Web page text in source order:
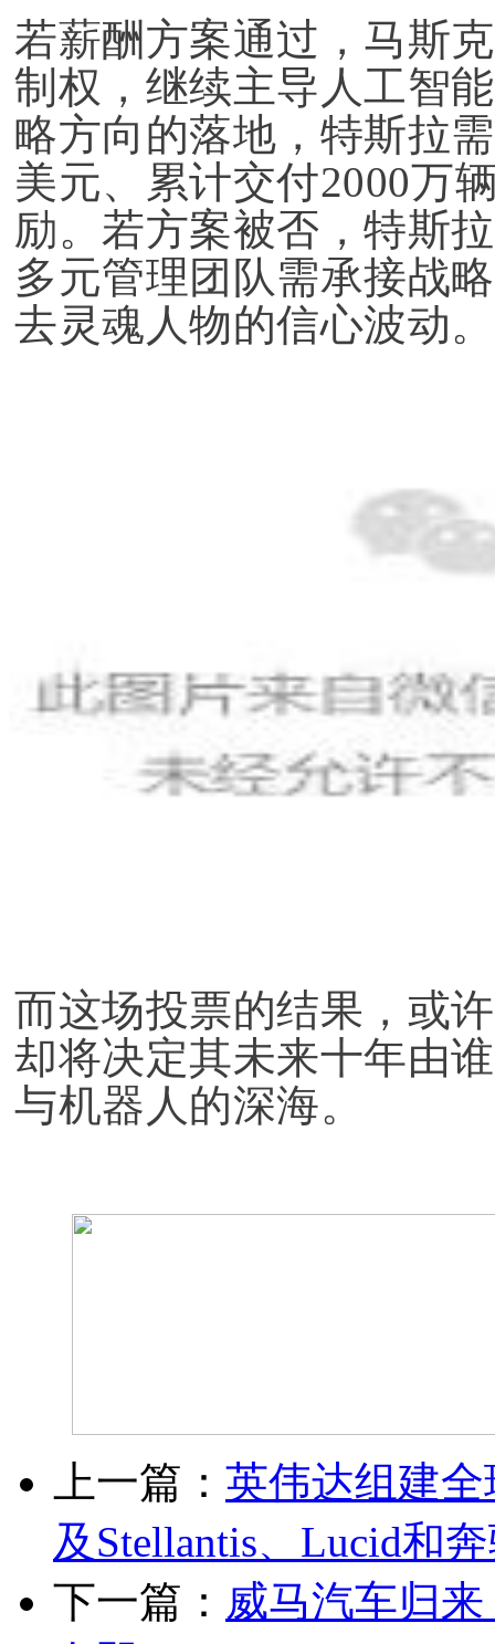
若薪酬方案通过，马斯
制权，继续主导人工智
略方向的落地，特斯拉
美元、累计交付2000万
励。若方案被否，特斯
多元管理团队需承接战
去灵魂人物的信心波动。
而这场投票的结果，或
却将决定其未来十年由
与机器人的深海。
上一篇： 英伟达组建
及Stellantis、Lucid和
下一篇： 威马汽车归